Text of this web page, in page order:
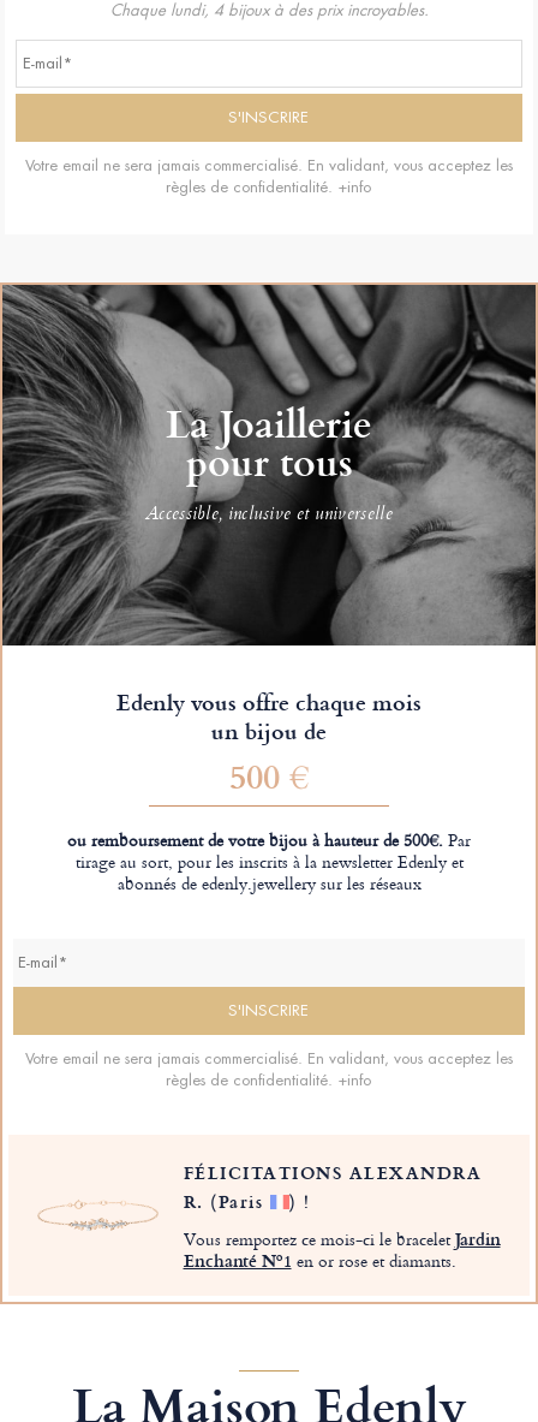
Chaque lundi, 4 bijoux à des prix incroyables.
Votre email ne sera jamais commercialisé. En validant, vous acceptez les
règles de confidentialité. +info
La Joaillerie
pour tous
Accessible, inclusive et universelle
Edenly vous offre chaque mois
un bijou de
500 €
ou remboursement de votre bijou à hauteur de 500€.Par
tirage au sort, pour les inscrits à la newsletter Edenly et
abonnés de edenly.jewellery sur les réseaux
Votre email ne sera jamais commercialisé. En validant, vous acceptez les
règles de confidentialité. +info
FÉLICITATIONS ALEXANDRA
R. (Paris ) !
Vous remportez ce mois-ci le braceletJardin
Enchanté Nº1 en or rose et diamants.
La Maison Edenly